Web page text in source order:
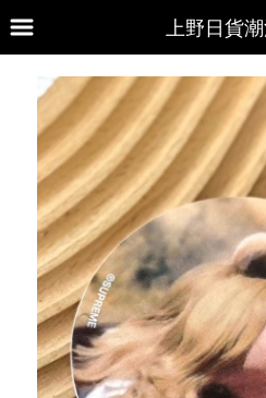
上野日貨